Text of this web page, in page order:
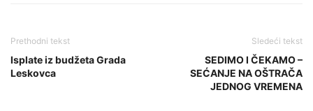
Prethodni tekst
Isplate iz budžeta Grada
Leskovca
Sledeći tekst
SEDIMO I ČEKAMO –
SEĆANJE NA OŠTRAČA
JEDNOG VREMENA